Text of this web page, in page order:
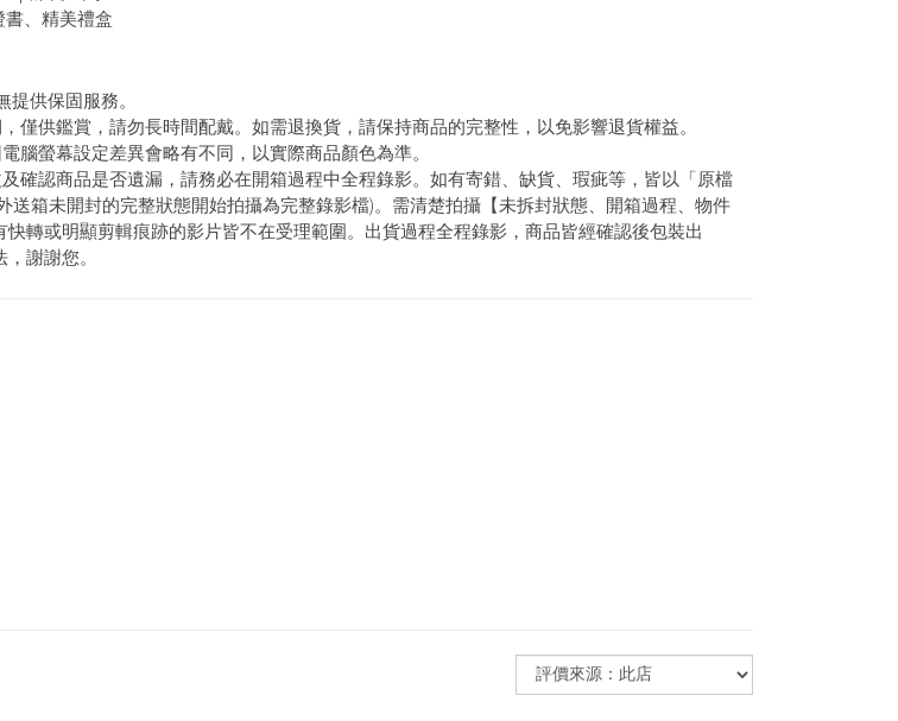
、精美禮盒
供保固服務。
僅供鑑賞，請勿長時間配戴。如需退換貨，請保持商品的完整性，以免影響退貨權益。
腦螢幕設定差異會略有不同，以實際商品顏色為準。
確認商品是否遺漏，請務必在開箱過程中全程錄影。如有寄錯、缺貨、瑕疵等，皆以「原檔
送箱未開封的完整狀態開始拍攝為完整錄影檔)。需清楚拍攝【未拆封狀態、開箱過程、物件
轉或明顯剪輯痕跡的影片皆不在受理範圍。出貨過程全程錄影，商品皆經確認後包裝出
謝謝您。